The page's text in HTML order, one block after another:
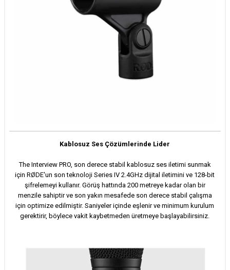
Kablosuz Ses Çözümlerinde Lider
The Interview PRO, son derece stabil kablosuz ses iletimi sunmak
için RØDE'un son teknoloji Series IV 2.4GHz dijital iletimini ve 128-bit
şifrelemeyi kullanır. Görüş hattında 200 metreye kadar olan bir
menzile sahiptir ve son yakın mesafede son derece stabil çalışma
için optimize edilmiştir. Saniyeler içinde eşlenir ve minimum kurulum
gerektirir, böylece vakit kaybetmeden üretmeye başlayabilirsiniz.